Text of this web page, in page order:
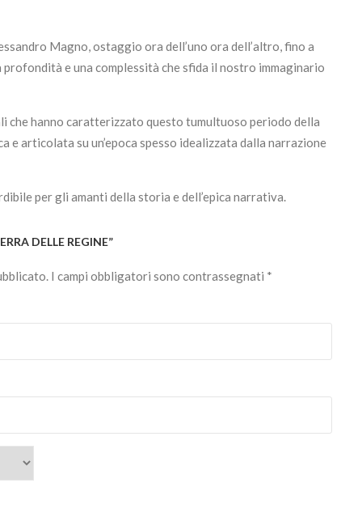
Magno, ostaggio ora dell’uno ora dell’altro, fino a
e una complessità che sfida il nostro immaginario
hanno caratterizzato questo tumultuoso periodo della
articolata su un’epoca spesso idealizzata dalla narrazione
per gli amanti della storia e dell’epica narrativa.
DELLE REGINE”
I campi obbligatori sono contrassegnati *